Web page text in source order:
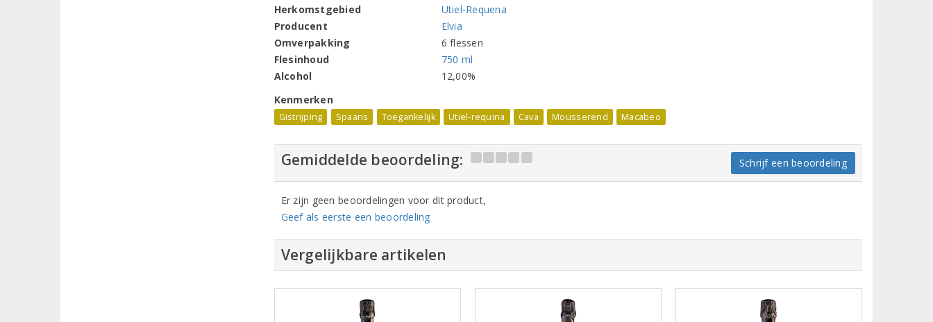
Herkomstgebied
Utiel-Requena
Producent
Elvia
Omverpakking
6 flessen
Flesinhoud
750 ml
Alcohol
12,00%
Kenmerken
Gistrijping Spaans Toegankelijk Utiel-requina Cava Mousserend Macabeo
Gemiddelde beoordeling: Schrijf een beoordeling
Er zijn geen beoordelingen voor dit product,
Geef als eerste een beoordeling
Vergelijkbare artikelen